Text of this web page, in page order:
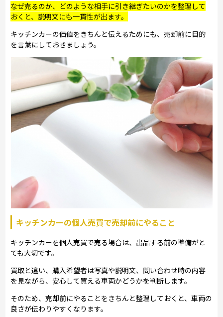
なぜ売るのか、どのような相手に引き継ぎたいのかを整理して
おくと、説明文にも一貫性が出ます。
キッチンカーの価値をきちんと伝えるためにも、売却前に目的
を言葉にしておきましょう。
キッチンカーの個人売買で売却前にやること
キッチンカーを個人売買で売る場合は、出品する前の準備がと
ても大切です。
買取と違い、購入希望者は写真や説明文、問い合わせ時の内容
を見ながら、安心して買える車両かどうかを判断します。
そのため、売却前にやることをきちんと整理しておくと、車両の
良さが伝わりやすくなります。